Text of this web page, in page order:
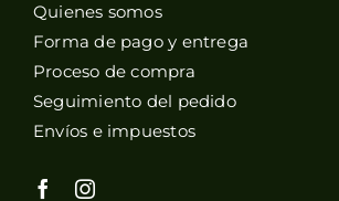
Quienes somos
Forma de pago y entrega
Proceso de compra
Seguimiento del pedido
Envíos e impuestos